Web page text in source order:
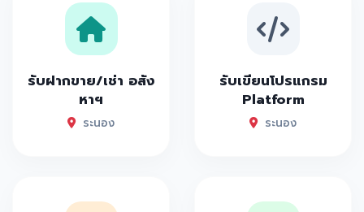
รับฝากขาย/เช่า อสัง
หาฯ
ระนอง
รับเขียนโปรแกรม
Platform
ระนอง